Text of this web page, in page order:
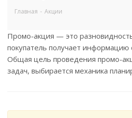
Главная - Акции
Промо-акция — это
покупатель получает информацию
Общая цель проведения промо-
задач, выбирается механика